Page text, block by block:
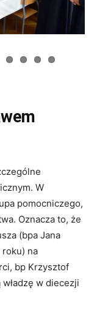
W
pomocniczego,
Oznacza to, że
(bpa Jana
roku) na
bp Krzysztof
w diecezji